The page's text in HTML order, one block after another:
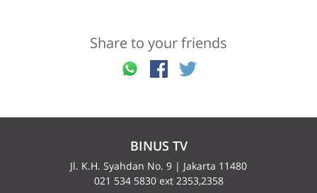
Share to your friends
BINUS TV
Jl. K.H. Syahdan No. 9 | Jakarta 11480
021 534 5830 ext 2353,2358